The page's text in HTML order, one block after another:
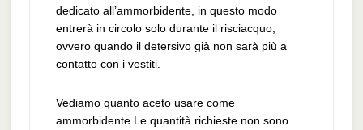
dedicato all’ammorbidente, in questo modo
entrerà in circolo solo durante il risciacquo,
ovvero quando il detersivo già non sarà più a
contatto con i vestiti.
Vediamo quanto aceto usare come
ammorbidente Le quantità richieste non sono